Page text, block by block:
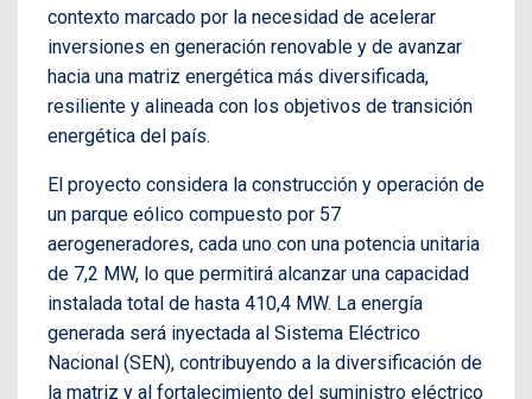
contexto marcado por la necesidad de acelerar
inversiones en generación renovable y de avanzar
hacia una matriz energética más diversificada,
resiliente y alineada con los objetivos de transición
energética del país.
El proyecto considera la construcción y operación de
un parque eólico compuesto por 57
aerogeneradores, cada uno con una potencia unitaria
de 7,2 MW, lo que permitirá alcanzar una capacidad
instalada total de hasta 410,4 MW. La energía
generada será inyectada al Sistema Eléctrico
Nacional (SEN), contribuyendo a la diversificación de
la matriz y al fortalecimiento del suministro eléctrico